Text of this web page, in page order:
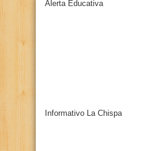
Alerta Educativa
Informativo La Chispa